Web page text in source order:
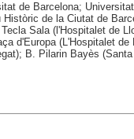
de Barcelona;
de la Ciutat de
Sala (l'Hospitalet de
d'Europa (L'Hospitalet de
B. Pilarin Bayès